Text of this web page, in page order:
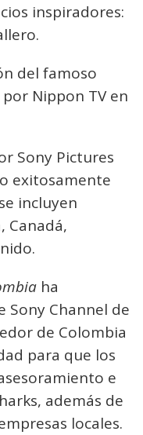
inspiradores:
del famoso
Nippon TV en
Sony Pictures
exitosamente
incluyen
Canadá,
ha
Sony Channel de
de Colombia
para que los
e
además de
locales.